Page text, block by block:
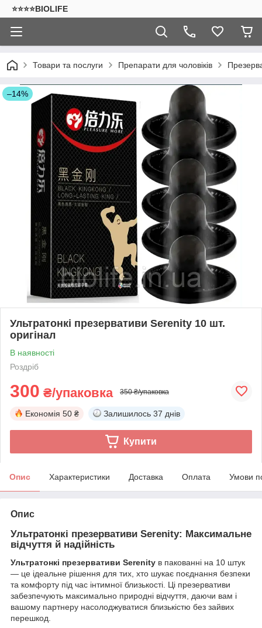
⭐⭐⭐⭐BIOLIFE
Товари та послуги Препарати для чоловіків
–14%
Ультратонкі презервативи Serenity 10 шт.
оригінал
В наявності
Роздріб
300 ₴/упаковка 350 ₴/упаковка
Економія 50 ₴ Залишилось 37 днів
Купити
Опис Характеристики Доставка Оплата Умови
Опис
Ультратонкі презервативи Serenity: Максимальне
відчуття й надійність
Ультратонкі презервативи Serenity в пакованні на 10 штук
— це ідеальне рішення для тих, хто шукає поєднання безпеки
та комфорту під час інтимної близькості. Ці презервативи
забезпечують максимально природні відчуття, даючи вам і
вашому партнеру насолоджуватися близькістю без зайвих
перешкод.